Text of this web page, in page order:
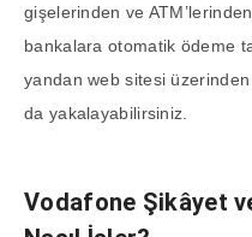
gişelerinden ve
bankalara otomatik ödeme
yandan web sitesi üzerinden
da yakalayabilirsiniz.
Vodafone Şikâyet